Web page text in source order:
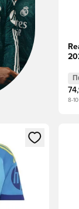
8-
ή να